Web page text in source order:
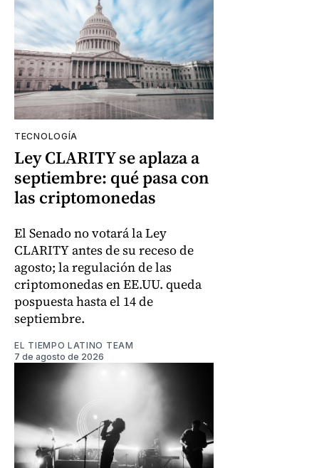
TECNOLOGÍA
Ley CLARITY se aplaza a
septiembre: qué pasa con
las criptomonedas
El Senado no votará la Ley
CLARITY antes de su receso de
agosto; la regulación de las
criptomonedas en EE.UU. queda
pospuesta hasta el 14 de
septiembre.
EL TIEMPO LATINO TEAM
7 de agosto de 2026